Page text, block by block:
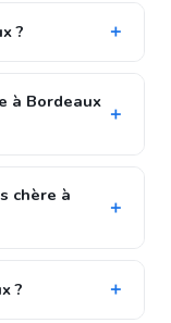
?
à Bordeaux
chère à
?